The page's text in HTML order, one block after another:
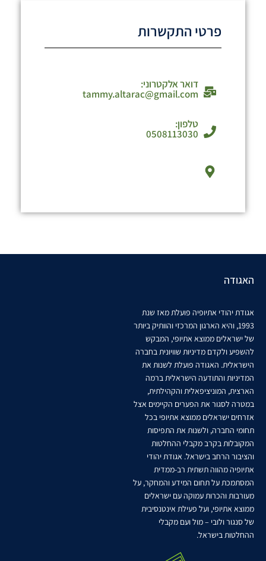
פרטי התקשרות
דואר אלקטרוני:
tammy.altarac@gmail.com
טלפון:
0508113030
האגודה
אגודת יהודי אתיופיה פועלת מאז שנת
1993, והיא הארגון המרכזי והוותיק ביותר
של ישראלים ממוצא אתיופי, המבקש
להשפיע ולקדם מדיניות שוויונית בחברה
הישראלית. האגודה פועלת לשנות את
המדיניות והתודעה הישראלית ברמה
הארצית, המוניציפאלית והקהילתית,
במטרה לסגור את הפערים הקיימים אצל
אזרחים ישראלים ממוצא אתיופי בכל
תחומי החברה, ולשנות את התפיסות
המקובלות בקרב מקבלי ההחלטות
והציבור הרחב בישראל. אגודת יהודי
אתיופיה מהווה תשתית רב-ממדית
המסתמכת על תחום המידע והמחקר, על
מעורבות והכרות עמוקה עם ישראלים
ממוצא אתיופי, ועל פעילת אינטנסיבית
של סנגור ולובי – מול ועם מקבלי
ההחלטות בישראל.